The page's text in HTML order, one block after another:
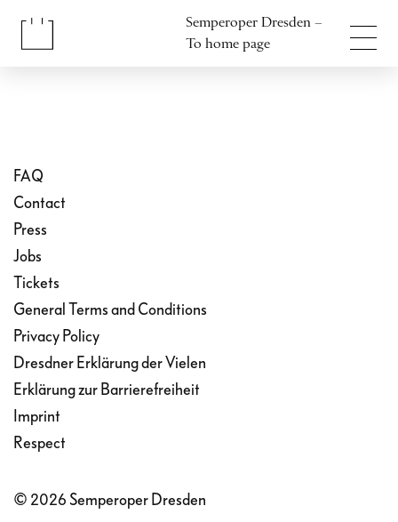
Semperoper Dresden –
To home page
FAQ
Contact
Press
Jobs
Tickets
General Terms and Conditions
Privacy Policy
Dresdner Erklärung der Vielen
Erklärung zur Barrierefreiheit
Imprint
Respect
© 2026 Semperoper Dresden